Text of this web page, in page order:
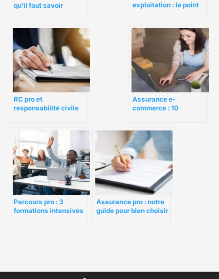
qu’il faut savoir
exploitation : le point
RC pro et
responsabilité civile
Assurance e-
commerce : 10
Parcours pro : 3
formations intensives
Assurance pro : notre
guide pour bien choisir